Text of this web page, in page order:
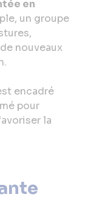
en
un groupe
nouveaux
encadré
pour
la